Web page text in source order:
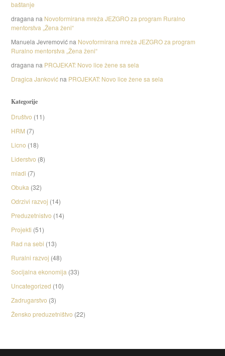
baštanje
dragana na Novoformirana mreža JEZGRO za program Ruralno
mentorstva „Žena ženi“
Manuela Jevremovićna Novoformirana mreža JEZGRO za program
Ruralno mentorstva „Žena ženi“
dragana na PROJEKAT: Novo lice žene sa sela
Dragica Jankovićna PROJEKAT: Novo lice žene sa sela
Kategorije
Društvo (11)
HRM (7)
Licno (18)
Liderstvo (8)
mladi (7)
Obuka (32)
Odrzivi razvoj (14)
Preduzetnistvo (14)
Projekti (51)
Rad na sebi (13)
Ruralni razvoj (48)
Socijalna ekonomija (33)
Uncategorized (10)
Zadrugarstvo (3)
Žensko preduzetništvo (22)